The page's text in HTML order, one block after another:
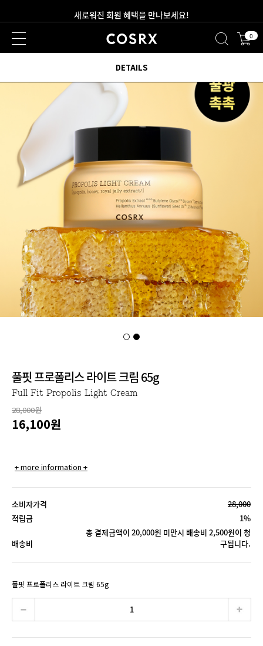
새로워진 회원 혜택을 만나보세요!
2만원 이상 무료 배송 0
풀핏 프로폴리스 라이트 크림 65g
Full Fit Propolis Light Cream
28,000원
16,100원
+ more information +
소비자가격
28,000
적립금
1%
배송비
총 결제금액이 20,000원 미만시 배송비 2,500원이 청
구됩니다.
풀핏 프로폴리스 라이트 크림 65g
DETAILS